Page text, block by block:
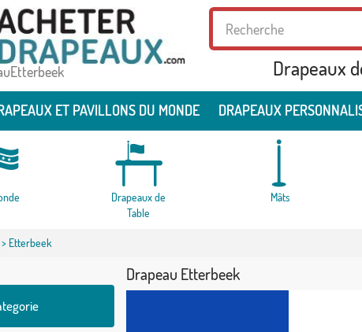
Drapeaux
ET PAVILLONS DU MONDE DRAPEAUX
Drapeaux de
Table
Mâts
> Etterbeek
Drapeau Etterbeek